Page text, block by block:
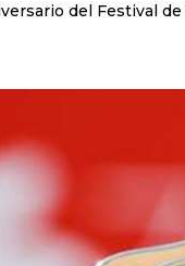
del Festival de